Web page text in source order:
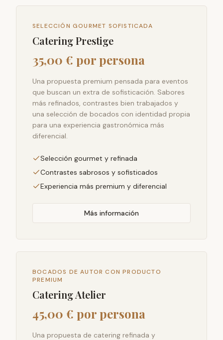
SELECCIÓN GOURMET SOFISTICADA
Catering Prestige
35,00 € por persona
Una propuesta premium pensada para eventos
que buscan un extra de sofisticación. Sabores
más refinados, contrastes bien trabajados y
una selección de bocados con identidad propia
para una experiencia gastronómica más
diferencial.
Selección gourmet y refinada
Contrastes sabrosos y sofisticados
Experiencia más premium y diferencial
Más información
BOCADOS DE AUTOR CON PRODUCTO
PREMIUM
Catering Atelier
45,00 € por persona
Una propuesta de catering refinada y